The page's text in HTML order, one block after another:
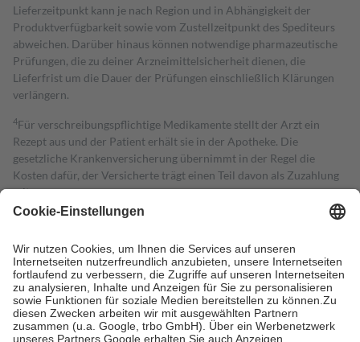
Lieferzeitpunkt kann je nach Region und in Abhängigkeit der
Produktverfügbarkeit sowie vom Zustellzeitpunkt des Spediteurs
abweichen. Darüber hinaus können notwendige pharmazeutische
Prüfungen, die zu deiner Arzneimittelsicherheit dienen, die
Lieferfrist um die Dauer der Prüfungen einschließlich Klärungen
verlängern.
4Für verschreibungspflichtige Medikamente stellt der Arzt ein
Rezept aus und der Patient erhält sie in der Apotheke. Die
gesetzliche Krankenversicherung übernimmt in der Regel die
Kosten dafür, der Versicherte trägt einen Teil davon als Zuzahlung
mit.
Grundsätzlich leisten Mitglieder Zuzahlungen in Höhe von zehn
höchstens zehn Euro.
Es sind jedoch nie mehr als die tatsächlichen
Kosten der Leistung zu entrichten.
Diese Regeln gelten grundsätzlich auch für Online-Apotheken.
Bei Heilmitteln und häuslicher Krankenpflege beträgt die
Zuzahlung zehn Prozent der Kosten sowie zehn Euro je
Verordnung.